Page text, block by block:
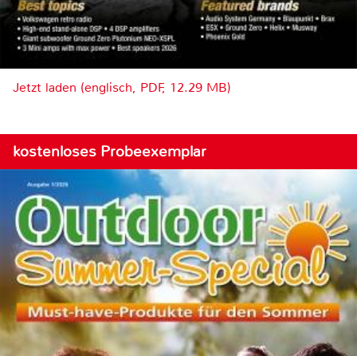
Jetzt laden (englisch, PDF, 12.29 MB)
kostenloses Probeexemplar